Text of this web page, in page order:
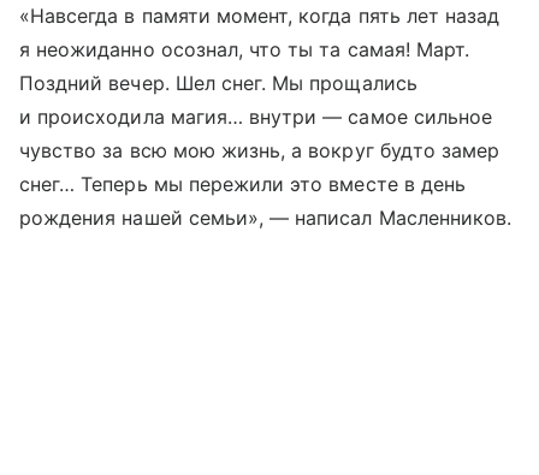
«Навсегда в памяти момент, когда пять лет назад
я неожиданно осознал, что ты та самая! Март.
Поздний вечер. Шел снег. Мы прощались
и происходила магия… внутри — самое сильное
чувство за всю мою жизнь, а вокруг будто замер
снег… Теперь мы пережили это вместе в день
рождения нашей семьи», — написал Масленников.